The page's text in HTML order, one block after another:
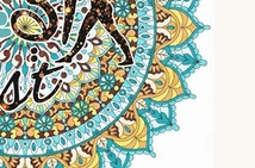
הקיץ והמתרגל.ת